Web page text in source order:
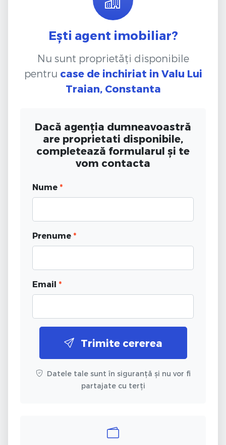
Ești agent imobiliar?
Nu sunt proprietăți disponibile
pentru case de inchiriat in Valu Lui
Traian, Constanta
Dacă agenția dumneavoastră
are proprietati disponibile,
completează formularul și te
vom contacta
Nume *
Prenume *
Email *
Trimite cererea
Datele tale sunt în siguranță și nu vor fi
partajate cu terți